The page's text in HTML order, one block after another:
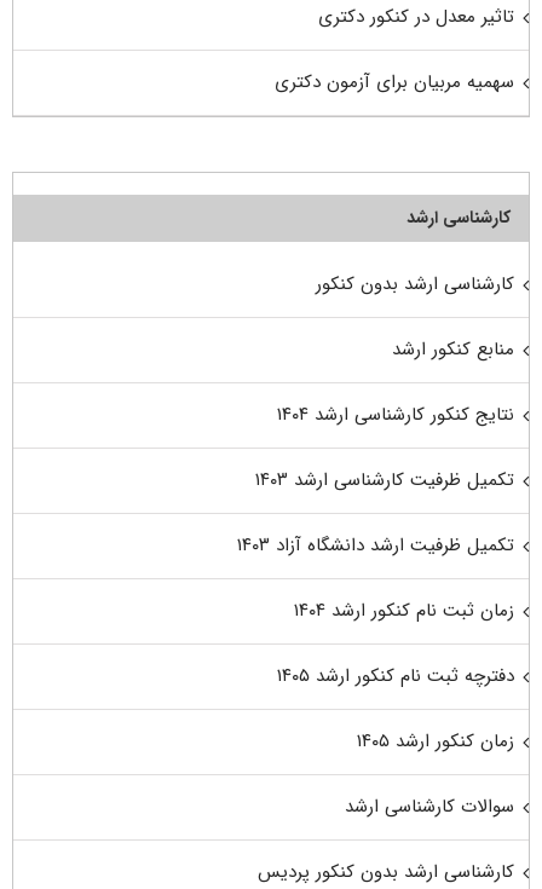
تاثیر معدل در کنکور دکتری
سهمیه مربیان برای آزمون دکتری
کارشناسی ارشد
کارشناسی ارشد بدون کنکور
منابع کنکور ارشد
نتایج کنکور کارشناسی ارشد ۱۴۰۴
تکمیل ظرفیت کارشناسی ارشد ۱۴۰۳
تکمیل ظرفیت ارشد دانشگاه آزاد ۱۴۰۳
زمان ثبت نام کنکور ارشد ۱۴۰۴
دفترچه ثبت نام کنکور ارشد ۱۴۰۵
زمان کنکور ارشد ۱۴۰۵
سوالات کارشناسی ارشد
کارشناسی ارشد بدون کنکور پردیس